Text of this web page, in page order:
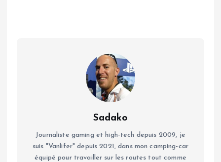
Sadako
Journaliste gaming et high-tech depuis 2009, je
suis "Vanlifer" depuis 2021, dans mon camping-car
équipé pour travailler sur les routes tout comme